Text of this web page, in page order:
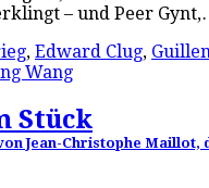
– und Peer
, Edward Clug,
Wang
Stück
Jean-Christophe